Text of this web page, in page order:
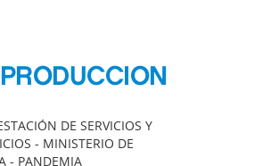
DE SERVICIOS Y
- MINISTERIO DE
- PANDEMIA